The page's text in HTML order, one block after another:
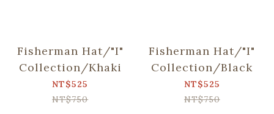
Fisherman Hat/"I"
Collection/Khaki
NT$525
NT$750
Fisherman Hat/"I"
Collection/Black
NT$525
NT$750